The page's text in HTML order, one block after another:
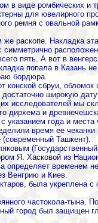
в виде ромбических и
для ювелирного
ремня с овальной
раскопе. Накладка
пять. А вот в
попала в Казань
бордюра.
конской сбруи,
широкую
исследователей мы
дирхема и
года и
время ее
Ташкент).
Я. Хасковой из
определяет временем
Венгрию и Киев.
была укреплена с
частокола-тына.
город был защищен